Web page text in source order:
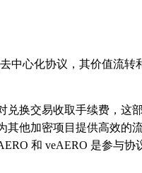
中心化协议，其价值流转
兑换交易收取手续费，这
其他加密项目提供高效的
和 veAERO 是参与协